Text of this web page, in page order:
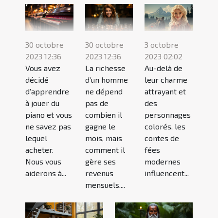
30 octobre
2023 12:36
Vous avez
décidé
d’apprendre
à jouer du
piano et vous
ne savez pas
lequel
acheter.
Nous vous
aiderons à...
30 octobre
2023 12:36
La richesse
d’un homme
ne dépend
pas de
combien il
gagne le
mois, mais
comment il
gère ses
revenus
mensuels....
3 octobre
2023 02:02
Au-delà de
leur charme
attrayant et
des
personnages
colorés, les
contes de
fées
modernes
influencent...